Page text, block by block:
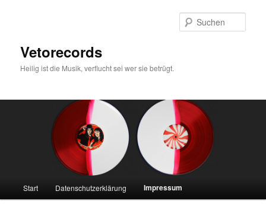
Vetorecords
Heilig ist die Musik, verflucht sei wer sie betrügt.
Start Datenschutzerklärung Impressum